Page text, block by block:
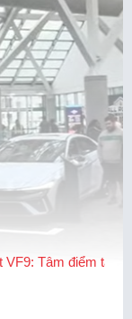
VF9: Tâm điểm tại